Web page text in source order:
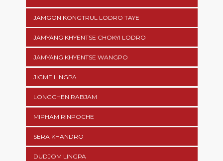
JAMGON KONGTRUL LODRO TAYE
JAMYANG KHYENTSE CHOKYI LODRO
JAMYANG KHYENTSE WANGPO
JIGME LINGPA
LONGCHEN RABJAM
MIPHAM RINPOCHE
SERA KHANDRO
DUDJOM LINGPA